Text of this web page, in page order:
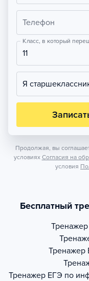
Телефон
Класс, в который
11
Я
Продолжая, вы
условиях Согласия на
условия
Бесплатный
Тренажер
Тренажер
Тренажер ЕГЭ по